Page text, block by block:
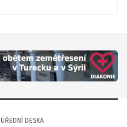
ÚŘEDNÍ DESKA